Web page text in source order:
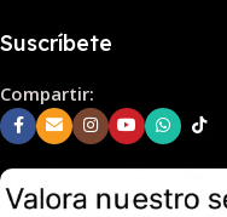
Suscríbete
Compartir: